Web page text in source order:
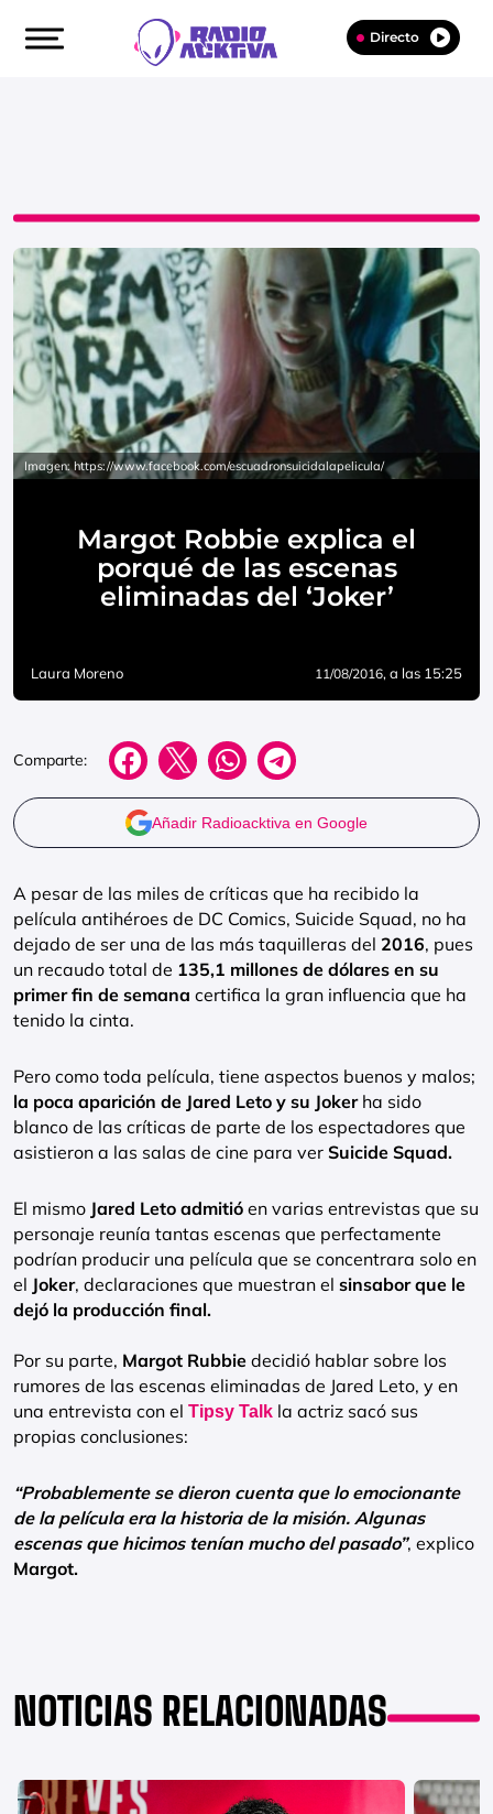
Directo
Imagen: https://www.facebook.com/escuadronsuicidalapelicula/
Margot Robbie explica el
porqué de las escenas
eliminadas del ‘Joker’
Laura Moreno 11/08/2016, a las 15:25
Comparte:
Añadir Radioacktiva en Google
A pesar de las miles de críticas que ha recibido la
película antihéroes de DC Comics, Suicide Squad, no ha
dejado de ser una de las más taquilleras del 2016, pues
un recaudo total de 135,1 millones de dólares en su
primer fin de semana certifica la gran influencia que ha
tenido la cinta.
Pero como toda película, tiene aspectos buenos y malos;
la poca aparición de Jared Leto y su Jokerha sido
blanco de las críticas de parte de los espectadores que
asistieron a las salas de cine para ver Suicide Squad.
El mismo Jared Leto admitió en varias entrevistas que su
personaje reunía tantas escenas que perfectamente
podrían producir una película que se concentrara solo en
el Joker, declaraciones que muestran el sinsabor que le
dejó la producción final.
Por su parte, Margot Rubbie decidió hablar sobre los
rumores de las escenas eliminadas de Jared Leto, y en
una entrevista con el Tipsy Talk la actriz sacó sus
propias conclusiones:
“Probablemente se dieron cuenta que lo emocionante
de la película era la historia de la misión. Algunas
escenas que hicimos tenían mucho del pasado”, explico
Margot.
NOTICIAS RELACIONADAS